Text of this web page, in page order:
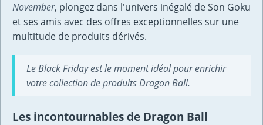
November, plongez dans l'univers inégalé de Son Goku
et ses amis avec des offres exceptionnelles sur une
multitude de produits dérivés.
Le Black Friday est le moment idéal pour enrichir
votre collection de produits Dragon Ball.
Les incontournables de Dragon Ball